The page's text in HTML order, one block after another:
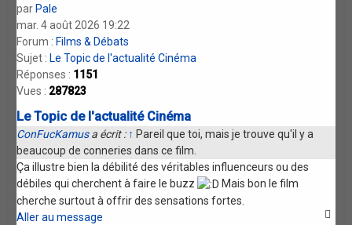
par Pale
mar. 4 août 2026 19:22
Forum : Films & Débats
Sujet : Le Topic de l'actualité Cinéma
Réponses : 1151
Vues : 287823
Le Topic de l'actualité Cinéma
ConFucKamusa écrit : ↑ Pareil que toi, mais je trouve qu'il y a
beaucoup de conneries dans ce film.
Ça illustre bien la débilité des véritables influenceurs ou des
débiles qui cherchent à faire le buzz
Mais bon le film
cherche surtout à offrir des sensations fortes.
Aller au message